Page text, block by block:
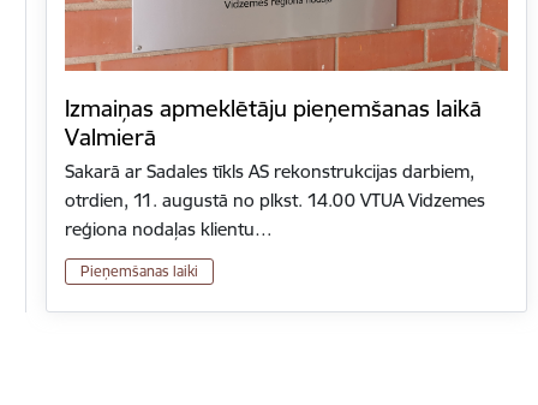
Izmaiņas apmeklētāju pieņemšanas laikā
Valmierā
Sakarā ar Sadales tīkls AS rekonstrukcijas darbiem,
otrdien, 11. augustā no plkst. 14.00 VTUA Vidzemes
reģiona nodaļas klientu…
Pieņemšanas laiki